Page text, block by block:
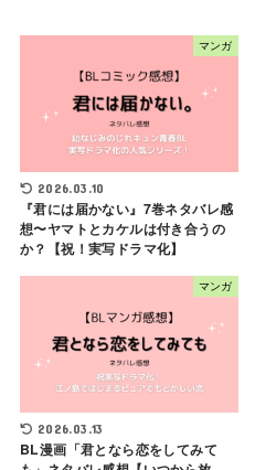
マンガ
2026.03.10
『君には届かない』7巻ネタバレ感
想〜ヤマトとカケルは付き合うの
か？【祝！実写ドラマ化】
マンガ
2026.03.13
BL漫画「君となら恋をしてみて